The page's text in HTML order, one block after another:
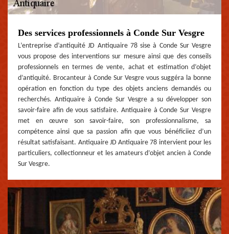
Des services professionnels à Conde Sur Vesgre
L’entreprise d’antiquité JD Antiquaire 78 sise à Conde Sur Vesgre
vous propose des interventions sur mesure ainsi que des conseils
professionnels en termes de vente, achat et estimation d’objet
d’antiquité. Brocanteur à Conde Sur Vesgre vous suggéra la bonne
opération en fonction du type des objets anciens demandés ou
recherchés. Antiquaire à Conde Sur Vesgre a su développer son
savoir-faire afin de vous satisfaire. Antiquaire à Conde Sur Vesgre
met en œuvre son savoir-faire, son professionnalisme, sa
compétence ainsi que sa passion afin que vous bénéficiiez d’un
résultat satisfaisant. Antiquaire JD Antiquaire 78 intervient pour les
particuliers, collectionneur et les amateurs d’objet ancien à Conde
Sur Vesgre.